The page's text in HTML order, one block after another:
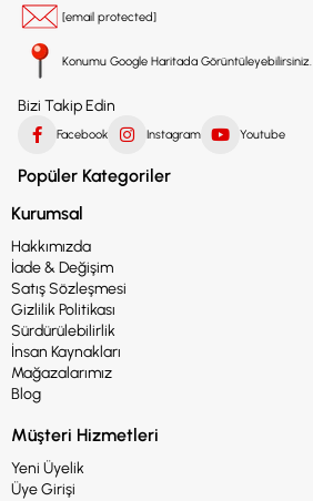
[email protected]
Konumu Google Haritada Görüntüleyebilirsiniz.
Bizi Takip Edin
Facebook Instagram Youtube
Popüler Kategoriler
Kurumsal
Hakkımızda
İade & Değişim
Satış Sözleşmesi
Gizlilik Politikası
Sürdürülebilirlik
İnsan Kaynakları
Mağazalarımız
Blog
Müşteri Hizmetleri
Yeni Üyelik
Üye Girişi